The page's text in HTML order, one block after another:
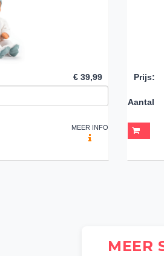
€ 39,99
MEER INFO
Prijs:
Aantal
MEER